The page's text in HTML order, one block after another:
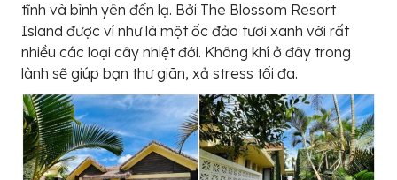
tĩnh và bình yên đến lạ. Bởi The Blossom Resort
Island được ví như là một ốc đảo tươi xanh với rất
nhiều các loại cây nhiệt đới. Không khí ở đây trong
lành sẽ giúp bạn thư giãn, xả stress tối đa.